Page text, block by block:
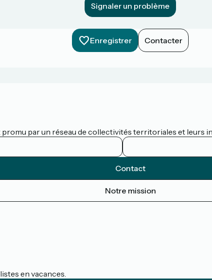
Signaler un problème
Enregistrer Contacter
promu par un réseau de collectivités territoriales et leurs
Contact
Notre mission
en vacances.